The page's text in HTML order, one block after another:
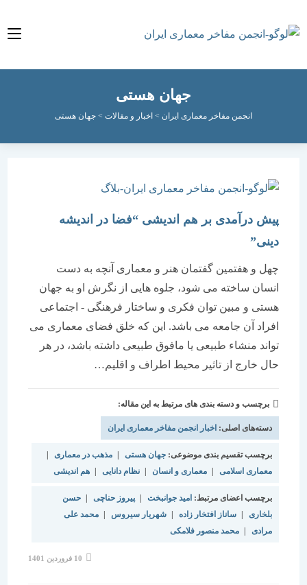
جهان هستی
انجمن مفاخر معماری ایران > اخبار و مقالات>جهان هستی
پیش درآمدی بر هم اندیشی “فضا در اندیشه
دینی”
چهل و هفتمین گفتمان هنر و معماری آنچه به دست
انسان ساخته می شود، جلوه هایی از نگرش او به جهان
هستی و مبین توان فکری و ساختار فرهنگی - اجتماعی
افراد آن جامعه می باشد. این که خلق فضای معماری می
تواند منشاء طبیعی یا مافوق طبیعی داشته باشد، در هر
حال خارج از تاثیر محیط اطراف و اقلیم…
برچسب و دسته بندی های مرتبط به این مقاله:
دسته‌های اصلی:اخبار انجمن مفاخر معماری ایران
برچسب تقسیم بندی موضوعی:جهان هستی | مذهب در معماری
|
معماری اسلامی | معماری و انسان نظام دانایی | هم اندیشی
برچسب اعضای مرتبط: امید جوانبخت | پیروز حناچی | حسن
| ساناز افتخار زاده | شهریار سیروس | محمد علی
| محمد منصور فلامکی